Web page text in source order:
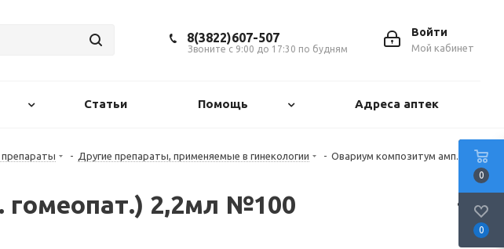
Войти
Мой кабинет
8(3822)607-507
Звоните с 9:00 до 17:30 по будням
Статьи Помощь Адреса аптек
препараты - Другие препараты, применяемые в гинекологии - Овариум композитум амп.(р-р
2,2мл №100
0
0